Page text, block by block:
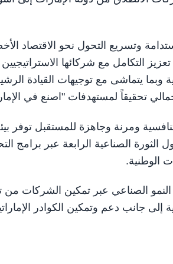
وتسريع التحول نحو الاقتصاد
التكامل مع شركائها
وبما يتماشى مع توجيهات القيادة
تحقيقاً لمستهدفات "اصنع في
ومرنة وجاهزة للمستقبل توفر
الصناعية الرابعة عبر برامج
الوطنية.
الصناعي عبر تمكين الشركات من
إلى جانب دعم وتمكين الكوادر